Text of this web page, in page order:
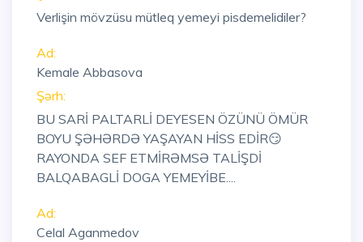
Verlişin mövzüsu mütleq yemeyi pisdemelidiler?
Ad:
Kemale Abbasova
Şərh:
BU SARİ PALTARLİ DEYESEN ÖZÜNÜ ÖMÜR
BOYU ŞƏHƏRDƏ YAŞAYAN HİSS EDİR😏
RAYONDA SEF ETMİRƏMSƏ TALİŞDİ
BALQABAGLİ DOGA YEMEYİBE....
Ad:
Celal Aganmedov